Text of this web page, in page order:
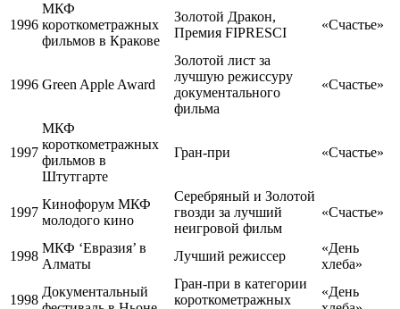
1996
МКФ
короткометражных
фильмов в Кракове
Золотой Дракон,
Премия FIPRESCI
«Счастье»
1996 Green Apple Award
Золотой лист за
лучшую режиссуру
документального
фильма
«Счастье»
1997
МКФ
короткометражных
фильмов в
Штутгарте
Гран-при «Счастье»
1997
Кинофорум МКФ
молодого кино
Серебряный и Золотой
гвозди за лучший
неигровой фильм
«Счастье»
1998
МКФ ‘Евразия’ в
Алматы
Лучший режиссер
«День
хлеба»
1998
Документальный
Гран-при в категории
короткометражных
«День